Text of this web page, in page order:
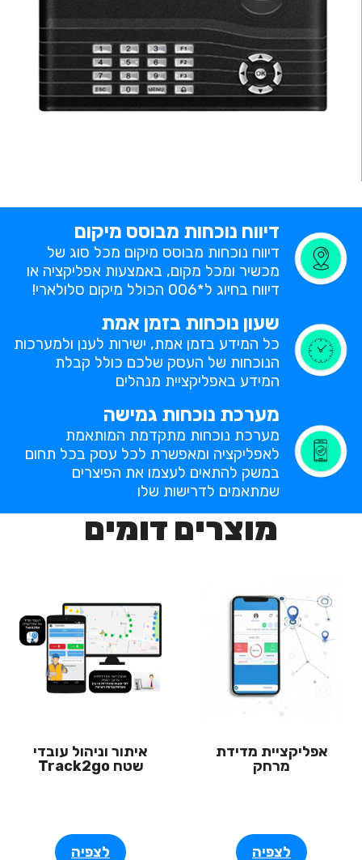
דיווח נוכחות מבוסס מיקום
דיווח נוכחות מבוסס מיקום מכל סוג של
מכשיר ומכל מקום, באמצעות אפליקציה או
דיווח בחיוג ל*006 הכולל מיקום סלולארי!
שעון נוכחות בזמן אמת
כל המידע בזמן אמת, ישירות לענן ולמערכות
הנוכחות של העסק שלכם כולל קבלת
המידע באפליקציית מנהלים
מערכת נוכחות גמישה
מערכת נוכחות מתקדמת המותאמת
לאפליקציה ומאפשרת לכל עסק בכל תחום
במשק להתאים לעצמו את הפיצרים
שמתאמים לדרישות שלו
מוצרים דומים
אפליקציית מדידת
מרחק
לצפיה
איתור וניהול עובדי
שטח Track2go
לצפיה